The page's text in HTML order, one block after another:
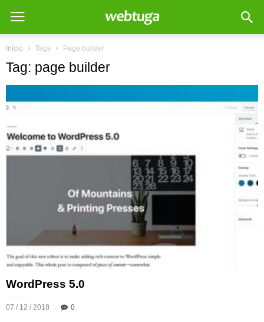
Início Tags Page builder
Tag: page builder
WordPress 5.0
07 / 12 / 2018 0